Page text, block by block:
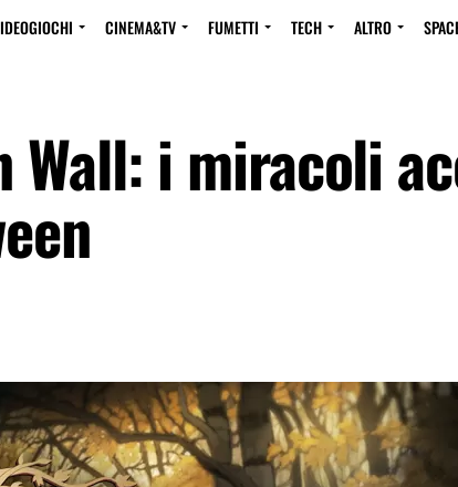
CINEMA&TV FUMETTI TECH ALTRO
Wall: i miracoli